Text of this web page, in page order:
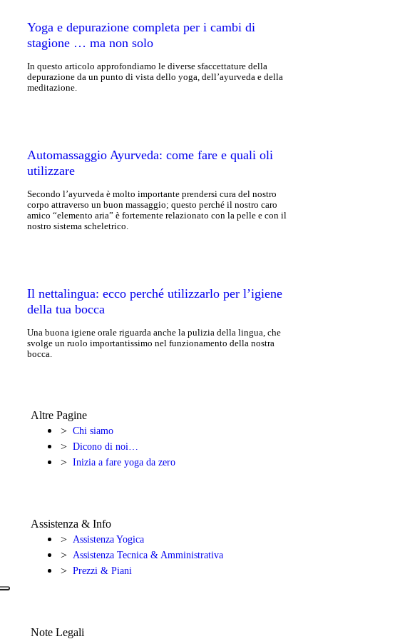
Yoga e depurazione completa per i cambi di
stagione … ma non solo
In questo articolo approfondiamo le diverse sfaccettature della
depurazione da un punto di vista dello yoga, dell’ayurveda e della
meditazione.
Automassaggio Ayurveda: come fare e quali oli
utilizzare
Secondo l’ayurveda è molto importante prendersi cura del nostro
corpo attraverso un buon massaggio; questo perché il nostro caro
amico “elemento aria” è fortemente relazionato con la pelle e con il
nostro sistema scheletrico.
Il nettalingua: ecco perché utilizzarlo per l’igiene
della tua bocca
Una buona igiene orale riguarda anche la pulizia della lingua, che
svolge un ruolo importantissimo nel funzionamento della nostra
bocca.
Altre Pagine
Chi siamo
Dicono di noi…
Inizia a fare yoga da zero
Assistenza & Info
Assistenza Yogica
Assistenza Tecnica & Amministrativa
Prezzi & Piani
Note Legali